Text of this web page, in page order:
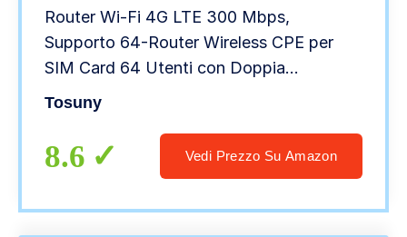
Router Wi-Fi 4G LTE 300 Mbps,
Supporto 64-Router Wireless CPE per
SIM Card 64 Utenti con Doppia
Frequenza 2.4 Ghz 5 Ghz per 4G a Wifi,
per Casa/Viaggio(UE)
Tosuny
8.6 Vedi Prezzo Su Amazon